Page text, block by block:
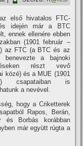
első hivatalos FTC-
idején már a BTC
ennek ellenére ebben
(1901 február –
az FTC (a BTC és az
benevezte a bajnoki
részt vevő
közé) és a MUE (1901
csapataiban is
a nevével.
hogy a Criketterek
Rapos, Berán,
és Borbás korábban
már együtt rúgta a